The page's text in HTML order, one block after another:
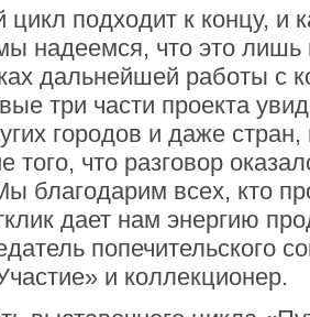
подходит к концу, и
надеемся, что это лишь
дальнейшей работы с
три части проекта
городов и даже
того, что разговор
благодарим всех, кто
дает нам энергию
попечительского
и коллекционер.